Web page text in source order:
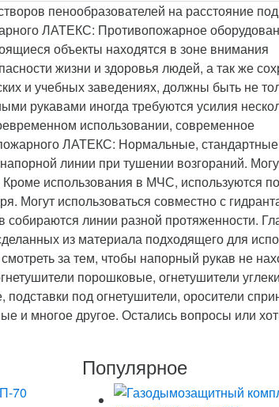
пенообразователей на расстояние
ЛАТЕКС: Противопожарное
объекты находятся в зоне внимания
жизни и здоровья людей, а так же
и учебных заведениях, должны быть не
рукавами иногда требуются усилия
использовании, современное
ЛАТЕКС: Нормальные, стандартные
линии при тушении возгораний.
использования в МЧС, используются
Могут использоваться совместно с
линии разной протяженности.
из материала подходящего для
за тем, чтобы напорный рукав не
порошковые, огнетушители
под огнетушители, оросители
многое другое. Остались вопросы или
Популярное